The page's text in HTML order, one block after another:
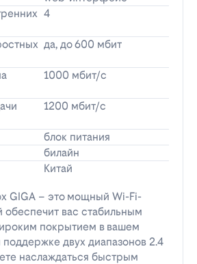
4
да, до 600 мбит
1000 мбит/с
1200 мбит/с
блок питания
билайн
Китай
GIGA – это мощный Wi-Fi-
обеспечит вас стабильным
покрытием в вашем
поддержке двух диапазонов 2.4
наслаждаться быстрым